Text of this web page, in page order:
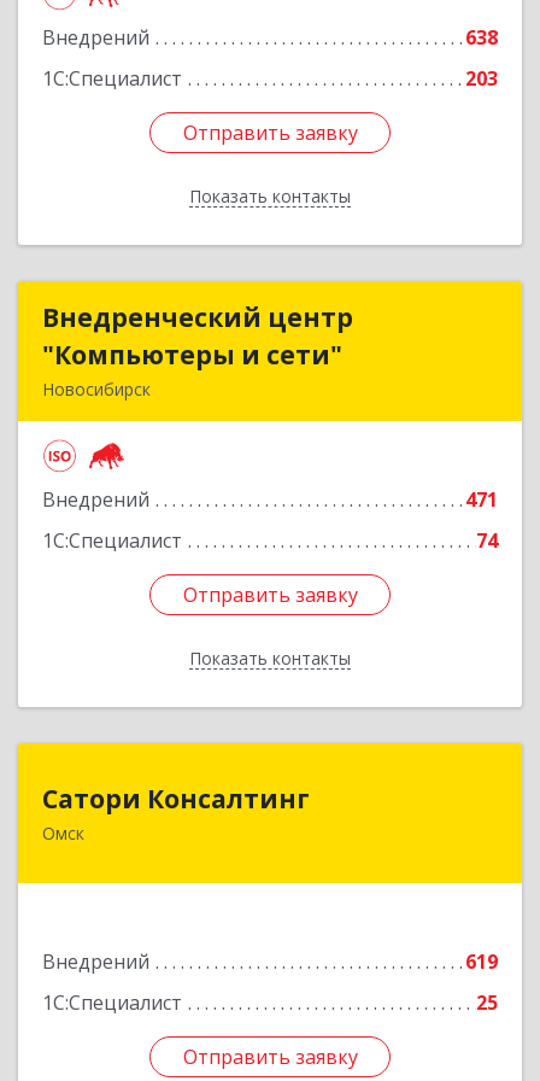
Внедрений
638
1С:Специалист
203
Отправить заявку
Показать контакты
Отправить заявку
Назад
Внедренческий центр
"Компьютеры и сети"
Новосибирск
Внедрений
471
1С:Специалист
74
Отправить заявку
Показать контакты
Внедренческий центр
"Компьютеры и сети"
Подробнее
Отправить заявку
Назад
Сатори Консалтинг
Омск
Внедрений
619
1С:Специалист
25
Отправить заявку
644070, Омская обл, Омск г, Лермонтова ул,
Отправить заявку